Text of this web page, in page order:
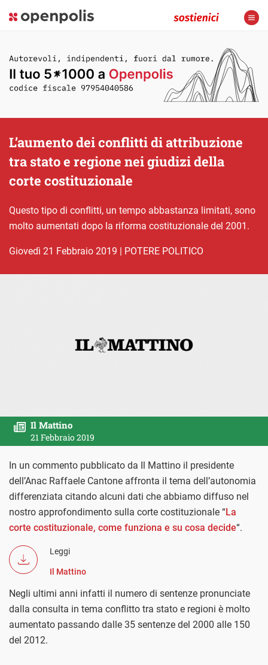
L’aumento dei conflitti di attribuzione
tra stato e regione nei giudizi della
corte costituzionale
Questo tipo di conflitti, un tempo abbastanza limitati, sono
molto aumentati dopo la riforma costituzionale del 2001.
giovedì 21 Febbraio 2019 | POTERE POLITICO
Il Mattino
21 Febbraio 2019
In un commento pubblicato da Il Mattino il presidente
dell’Anac Raffaele Cantone affronta il tema dell’autonomia
differenziata citando alcuni dati che abbiamo diffuso nel
nostro approfondimento sulla corte costituzionale “La
corte costituzionale, come funziona e su cosa decide“.
Leggi
Il Mattino
Negli ultimi anni infatti il numero di sentenze pronunciate
dalla consulta in tema conflitto tra stato e regioni è molto
aumentato passando dalle 35 sentenze del 2000 alle 150
del 2012.